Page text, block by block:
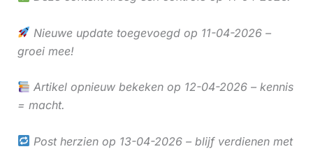
Nieuwe update toegevoegd op 11-04-2026 –
groei mee!
Artikel opnieuw bekeken op 12-04-2026 – kennis
= macht.
Post herzien op 13-04-2026 – blijf verdienen met